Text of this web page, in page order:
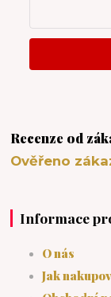
Recenze od
Ověřeno
Informace
O nás
Jak